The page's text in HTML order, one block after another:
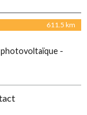
611.5 km
-